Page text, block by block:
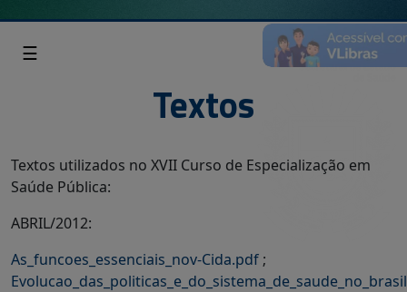
☰
Textos
Textos utilizados no XVII Curso de Especialização em
Saúde Pública:
ABRIL/2012:
As_funcoes_essenciais_nov-Cida.pdf ;